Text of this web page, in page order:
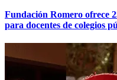
Fundación Romero ofrece
para docentes de colegios